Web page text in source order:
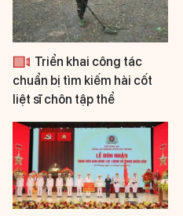
Triển khai công tác
chuẩn bị tìm kiếm hài cốt
liệt sĩ chôn tập thể